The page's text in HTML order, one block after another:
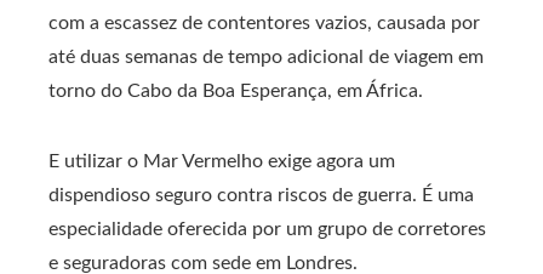
com a escassez de contentores vazios, causada por
até duas semanas de tempo adicional de viagem em
torno do Cabo da Boa Esperança, em África.
E utilizar o Mar Vermelho exige agora um
dispendioso seguro contra riscos de guerra. É uma
especialidade oferecida por um grupo de corretores
e seguradoras com sede em Londres.